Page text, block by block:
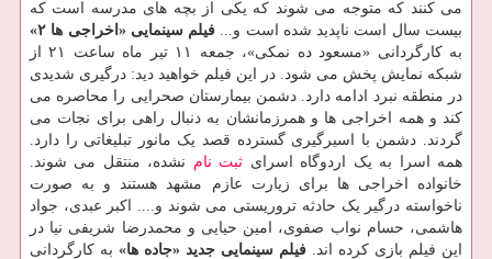
می کنند که متوجه می شوند که یکی از بچه های مدرسه است که
بیست سال است ناپدید شده است و... فیلم سینمایی «اخراجی ها ۲»
به کارگردانی «مسعود ده نمکی»، جمعه ۱۱ تیر ماه ساعت ۲۱ از
شبکه نمایش پخش می شود. در این فیلم خواهید دید: درگیری شدیدی
در منطقه نبرد ادامه دارد. دشمن بیمارستان صحرایی را محاصره می
کند و همه اخراجی ها و همرزمانشان به دنبال راهی برای نجات می
گردند. دشمن با اسیرگیری گسترده قصد یک مانور تبلیغاتی را دارد.
همه اسرا به یک اردوگاه اسرای ثبت نام نشده، منتقل می شوند.
خانواده اخراجی ها برای زیارت عازم مشهد هستند و به صورت
ناخواسته درگیر یک حادثه تروریستی می شوند و.... اکبر عبدی، جواد
هاشمی، حسام نواب صفوی، امین حیایی و محمدرضا شریفی نیا در
این فیلم بازی کرده اند. فیلم سینمایی جدید «جاده ها» به کارگردانی